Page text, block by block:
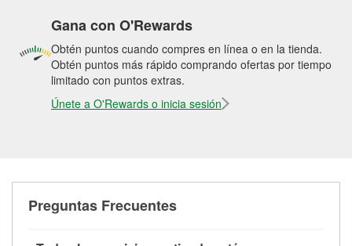
Gana con O'Rewards
Obtén puntos cuando compres en línea o en la tienda.
Obtén puntos más rápido comprando ofertas por tiempo
limitado con puntos extras.
Únete a O'Rewards o inicia sesión
Preguntas Frecuentes